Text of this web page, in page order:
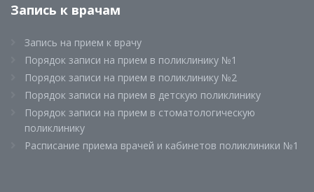
Запись к врачам
Запись на прием к врачу
Порядок записи на прием в поликлинику №1
Порядок записи на прием в поликлинику №2
Порядок записи на прием в детскую поликлинику
Порядок записи на прием в стоматологическую
поликлинику
Расписание приема врачей и кабинетов поликлиники №1